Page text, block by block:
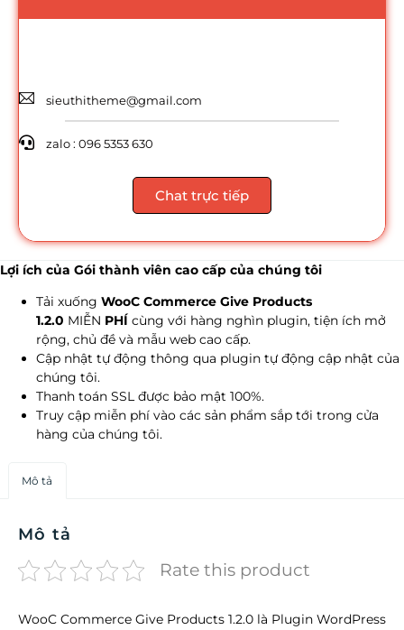
sieuthitheme@gmail.com
zalo : 096 5353 630
Chat trực tiếp
Lợi ích của Gói thành viên cao cấp của chúng tôi
Tải xuống WooC Commerce Give Products
1.2.0 MIỄN PHÍ cùng với hàng nghìn plugin, tiện ích mở
rộng, chủ đề và mẫu web cao cấp.
Cập nhật tự động thông qua plugin tự động cập nhật của
chúng tôi.
Thanh toán SSL được bảo mật 100%.
Truy cập miễn phí vào các sản phẩm sắp tới trong cửa
hàng của chúng tôi.
Mô tả
Mô tả
Rate this product
WooC Commerce Give Products 1.2.0 là Plugin WordPress